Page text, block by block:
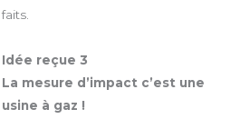
faits.
Idée reçue 3
La mesure d’impact c’est une
usine à gaz !